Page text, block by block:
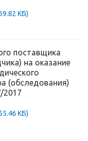
КБ)
поставщика
на оказание
(обследования)
2017
КБ)